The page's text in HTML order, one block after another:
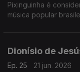
Pixinguinha é
música popular
Dionísio de
Ep. 25
21 jun. 2026